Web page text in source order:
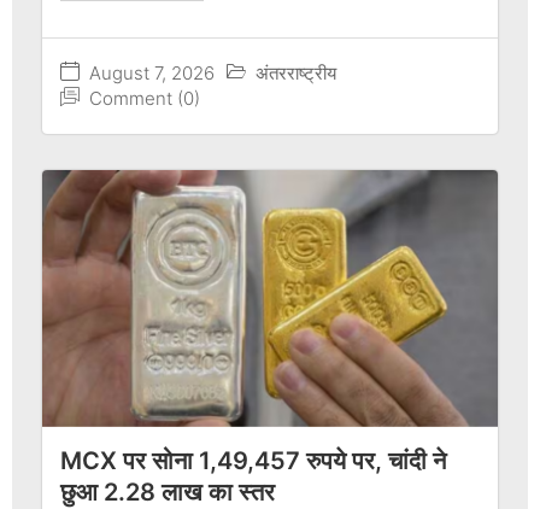
August 7, 2026
अंतरराष्ट्रीय
Comment (0)
MCX पर सोना 1,49,457 रुपये पर, चांदी ने
छुआ 2.28 लाख का स्तर